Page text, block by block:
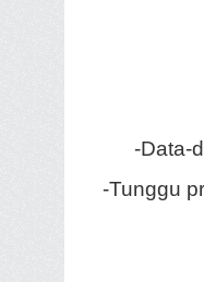
-Data-
-Tunggu